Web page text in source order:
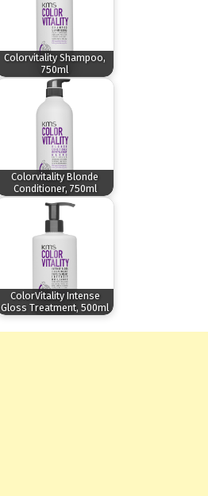
Colorvitality Shampoo,
750ml
Colorvitality Blonde
Conditioner, 750ml
ColorVitality Intense
Gloss Treatment, 500ml